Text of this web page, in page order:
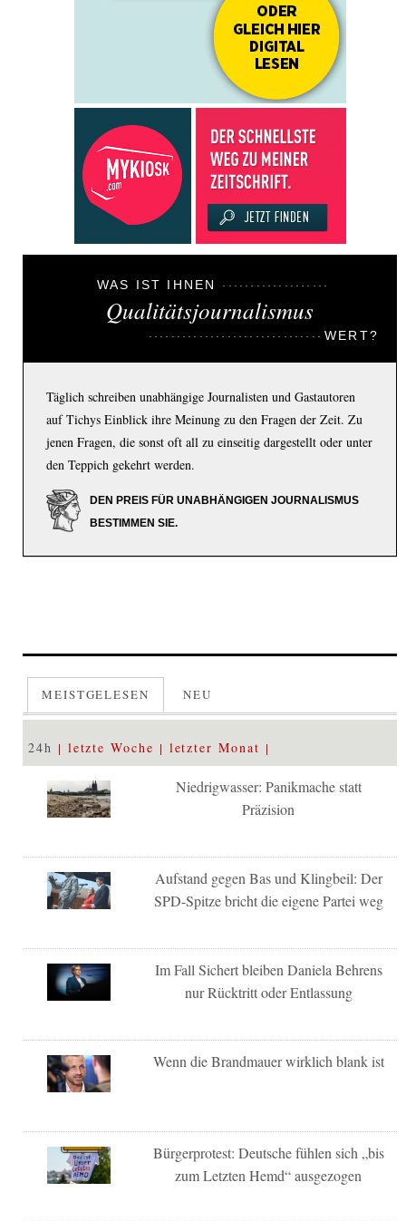
WAS IST IHNEN
Qualitätsjournalismus
WERT?
Täglich schreiben unabhängige Journalisten und Gastautoren
auf Tichys Einblick ihre Meinung zu den Fragen der Zeit. Zu
jenen Fragen, die sonst oft all zu einseitig dargestellt oder unter
den Teppich gekehrt werden.
DEN PREIS FÜR UNABHÄNGIGEN JOURNALISMUS
BESTIMMEN SIE.
MEISTGELESEN NEU
24h letzte Woche letzter Monat
Niedrigwasser: Panikmache statt
Präzision
Aufstand gegen Bas und Klingbeil: Der
SPD-Spitze bricht die eigene Partei weg
Im Fall Sichert bleiben Daniela Behrens
nur Rücktritt oder Entlassung
Wenn die Brandmauer wirklich blank ist
Bürgerprotest: Deutsche fühlen sich „bis
zum Letzten Hemd“ ausgezogen